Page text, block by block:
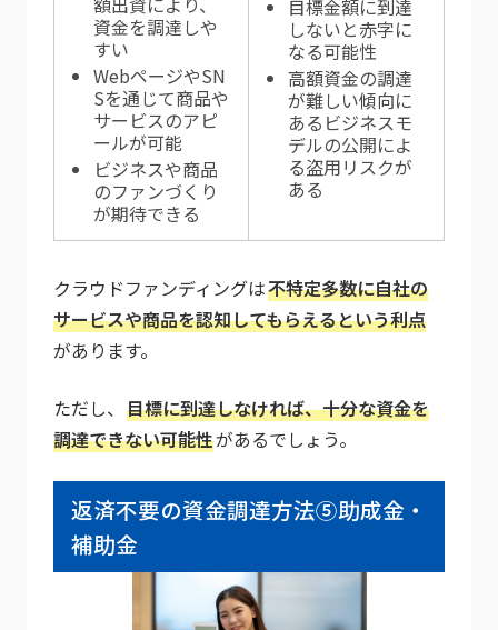
資金を調達しや
すい
WebページやSN
Sを通じて商品や
サービスのアピ
ールが可能
ビジネスや商品
のファンづくり
が期待できる
目標金額に到達
しないと赤字に
なる可能性
高額資金の調達
が難しい傾向に
あるビジネスモ
デルの公開によ
る盗用リスクが
ある
クラウドファンディングは不特定多数に自社の
サービスや商品を認知してもらえるという利点
があります。
ただし、 目標に到達しなければ、十分な資金を
調達できない可能性があるでしょう。
返済不要の資金調達方法⑤助成金・
補助金